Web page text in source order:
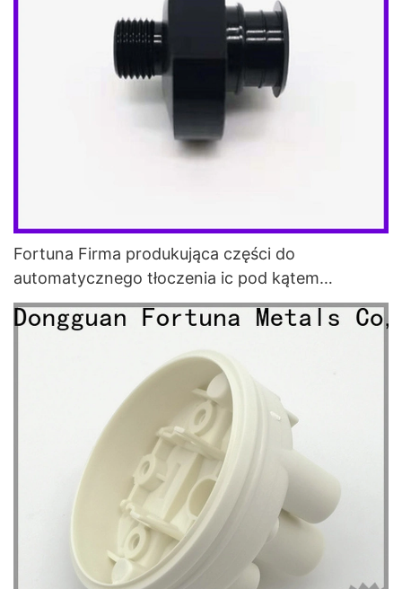
Fortuna Firma produkująca części do
automatycznego tłoczenia ic pod kątem
rezonansu